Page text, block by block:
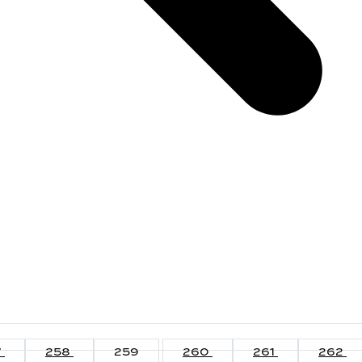
258 259 260 261 262